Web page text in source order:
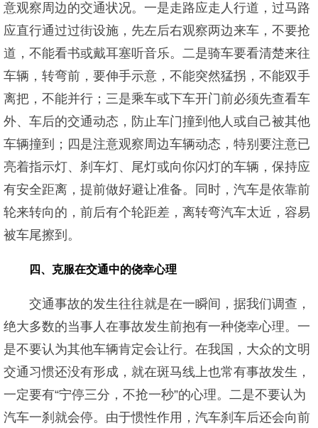
意观察周边的交通状况。一是走路应走人行道，过马路
应直行通过过街设施，先左后右观察两边来车，不要抢
道，不能看书或戴耳塞听音乐。二是骑车要看清楚来往
车辆，转弯前，要伸手示意，不能突然猛拐，不能双手
离把，不能并行；三是乘车或下车开门前必须先查看车
外、车后的交通动态，防止车门撞到他人或自己被其他
车辆撞到；四是注意观察周边车辆动态，特别要注意已
亮着指示灯、刹车灯、尾灯或向你闪灯的车辆，保持应
有安全距离，提前做好避让准备。同时，汽车是依靠前
轮来转向的，前后有个轮距差，离转弯汽车太近，容易
被车尾擦到。
四、克服在交通中的侥幸心理
交通事故的发生往往就是在一瞬间，据我们调查，
绝大多数的当事人在事故发生前抱有一种侥幸心理。一
是不要认为其他车辆肯定会让行。在我国，大众的文明
交通习惯还没有形成，就在斑马线上也常有事故发生，
一定要有“宁停三分，不抢一秒”的心理。二是不要认为
汽车一刹就会停。由于惯性作用，汽车刹车后还会向前